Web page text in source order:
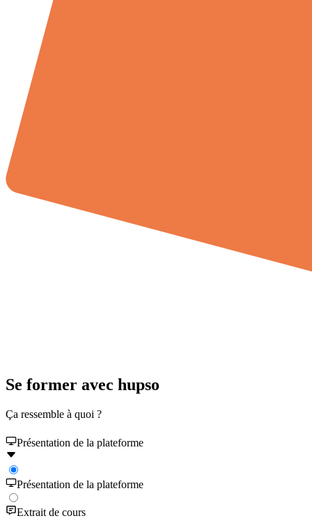
Se former avec hupso
Ça ressemble à quoi ?
Présentation de la plateforme
Présentation de la plateforme
Extrait de cours